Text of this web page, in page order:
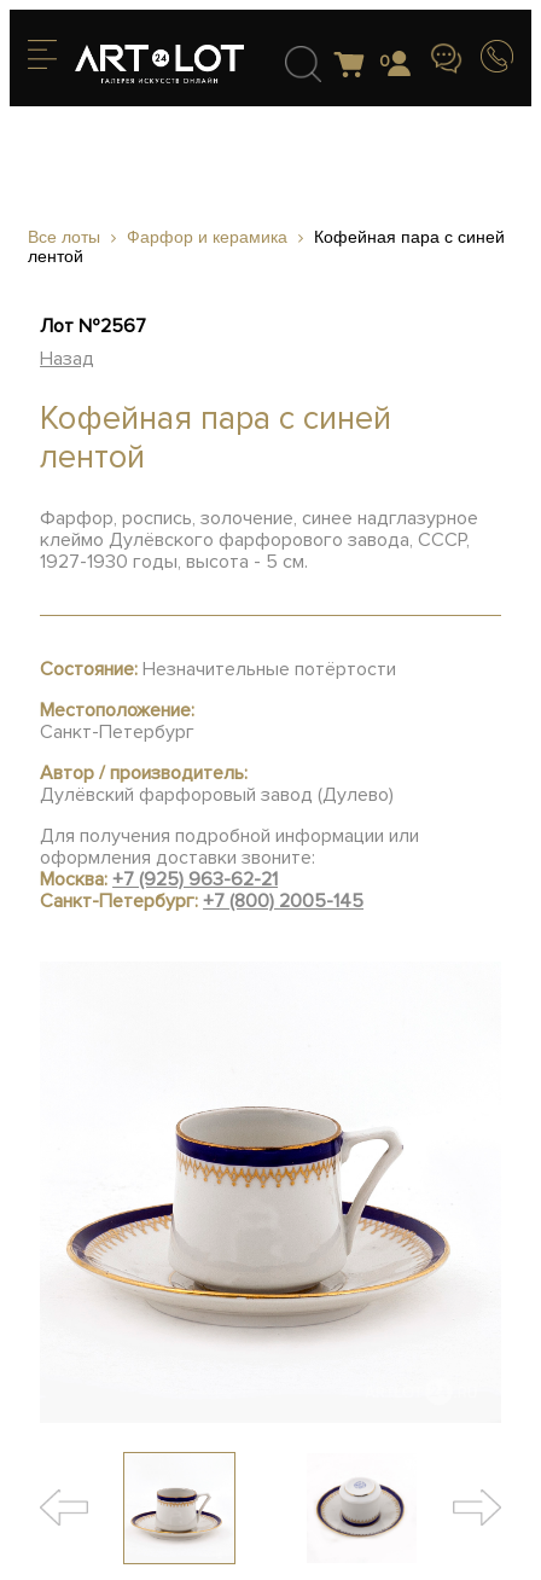
0
Все лоты Фарфор и керамика
Кофейная пара с синей
лентой
Лот №2567
Назад
Кофейная пара с синей
лентой
Фарфор, роспись, золочение, синее надглазурное
клеймо Дулёвского фарфорового завода, СССР,
1927-1930 годы, высота - 5 см.
Состояние: Незначительные потёртости
Местоположение:
Санкт-Петербург
Автор / производитель:
Дулёвский фарфоровый завод (Дулево)
Для получения подробной информации или
оформления доставки звоните:
Москва:+7 (925) 963-62-21
Санкт-Петербург:+7 (800) 2005-145